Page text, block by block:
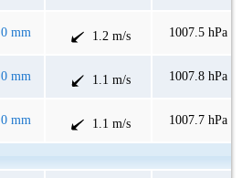
0 mm 1.2 m/s 1007.5 hPa
0 mm 1.1 m/s 1007.8 hPa
0 mm 1.1 m/s 1007.7 hPa